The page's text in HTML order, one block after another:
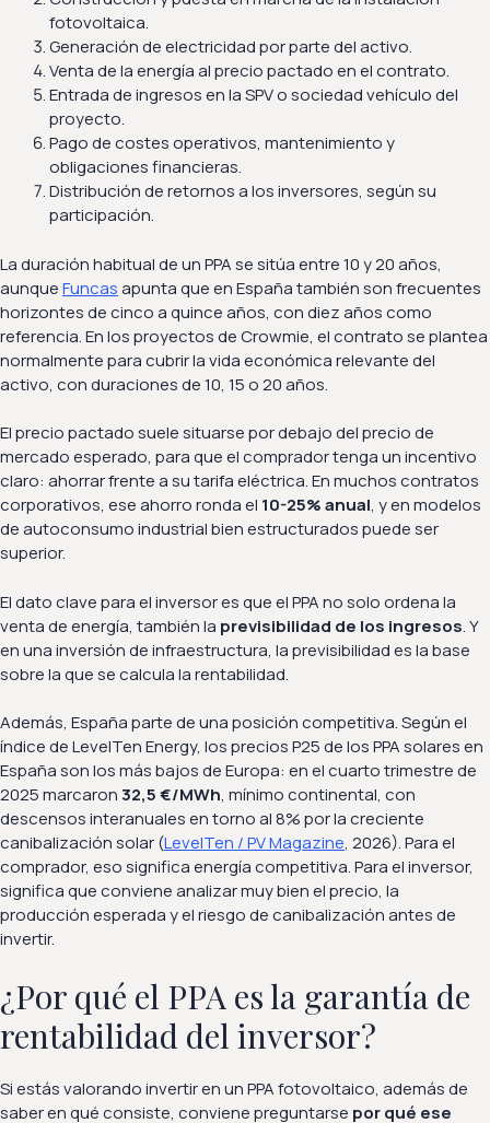
fotovoltaica.
Generación de electricidad por parte del activo.
Venta de la energía al precio pactado en el contrato.
Entrada de ingresos en la SPV o sociedad vehículo del
proyecto.
Pago de costes operativos, mantenimiento y
obligaciones financieras.
Distribución de retornos a los inversores, según su
participación.
La duración habitual de un PPA se sitúa entre 10 y 20 años,
aunqueFuncasapunta que en España también son frecuentes
horizontes de cinco a quince años, con diez años como
referencia. En los proyectos de Crowmie, el contrato se plantea
normalmente para cubrir la vida económica relevante del
activo, con duraciones de 10, 15 o 20 años.
El precio pactado suele situarse por debajo del precio de
mercado esperado, para que el comprador tenga un incentivo
claro: ahorrar frente a su tarifa eléctrica. En muchos contratos
corporativos, ese ahorro ronda el 10-25% anual, y en modelos
de autoconsumo industrial bien estructurados puede ser
superior.
El dato clave para el inversor es que el PPA no solo ordena la
venta de energía, también la previsibilidad de los ingresos. Y
en una inversión de infraestructura, la previsibilidad es la base
sobre la que se calcula la rentabilidad.
Además, España parte de una posición competitiva. Según el
índice de LevelTen Energy, los precios P25 de los PPA solares en
España son los más bajos de Europa: en el cuarto trimestre de
2025 marcaron32,5 €/MWh, mínimo continental, con
descensos interanuales en torno al 8% por la creciente
canibalización solar (LevelTen / PV Magazine, 2026). Para el
comprador, eso significa energía competitiva. Para el inversor,
significa que conviene analizar muy bien el precio, la
producción esperada y el riesgo de canibalización antes de
invertir.
¿Por qué el PPA es la garantía de
rentabilidad del inversor?
Si estás valorando invertir en un PPA fotovoltaico, además de
saber en qué consiste, conviene preguntarse por qué ese